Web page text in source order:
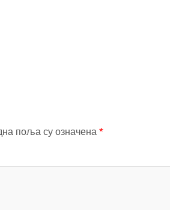
поља су означена *